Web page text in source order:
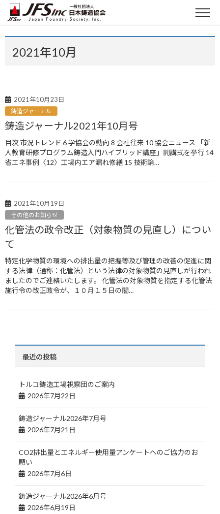
2021年10月
2021年10月23日
鋳造ジャーナル
鋳造ジャーナル2021年10月号
目次 市況トレンド 6 学協会の動向 8 会社往来 10 協会ニュース 「新
人教育研修プログラム鋳造入門ハイブリッド講座」開講式を挙行 14
省エネ事例〈12〉工場内エア漏れ修繕 15 技術論…
2021年10月19日
その他のお知らせ
化管法の政令改正（対象物質の見直し）につい
て
特定化学物質の環境への排出量の把握等及び管理の改善の促進に関
する法律（通称：化管法）という法律の対象物質の見直しが行われ
ましたのでご連絡いたします。 化管法の対象物質を指定する化管法
施行令の改正政令が、１０月１５日の閣…
最近の投稿
トルコ鋳造工場視察団のご案内
2026年7月22日
鋳造ジャーナル2026年7月号
2026年7月21日
CO2排出量とエネルギー使用量アンケートへのご協力のお
願い
2026年7月6日
鋳造ジャーナル2026年6月号
2026年6月19日